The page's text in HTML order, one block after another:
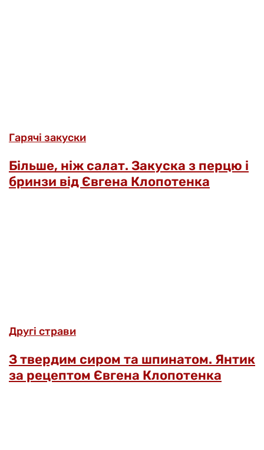
Гарячі закуски
Більше, ніж салат. Закуска з перцю і
бринзи від Євгена Клопотенка
Другі страви
З твердим сиром та шпинатом. Янтик
за рецептом Євгена Клопотенка